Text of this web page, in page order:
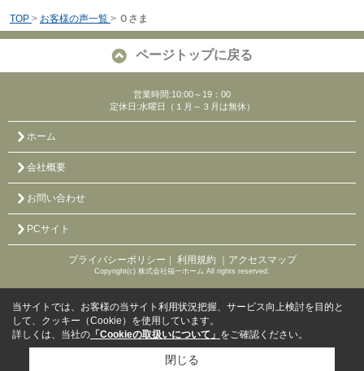
TOP > お客様の声一覧 > Ｏさま
ページトップに戻る
営業時間:10:00～19：00
定休日:水曜日（１月～３月は無休）
ホーム
会社概要
お問い合わせ
PCサイト
プライバシーポリシー ｜ 利用規約 ｜アクセスマップ
Copyright(c) 株式会社福一ホーム All rights reserved.
当サイトでは、お客様の当サイト利用状況把握、サービス向上検討を目的と
して、クッキー（Cookie）を使用しています。
詳しくは、当社の 「Cookieの取扱いについて」 をご確認ください。
閉じる